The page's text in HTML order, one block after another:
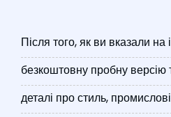
Після того, як ви вказали на
безкоштовну пробну версію
деталі про стиль,